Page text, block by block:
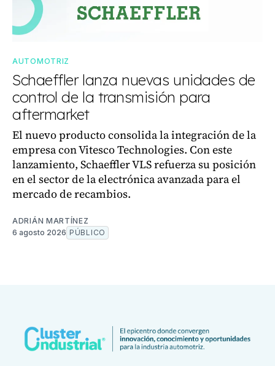
AUTOMOTRIZ
Schaeffler lanza nuevas unidades de
control de la transmisión para
aftermarket
El nuevo producto consolida la integración de la
empresa con Vitesco Technologies. Con este
lanzamiento, Schaeffler VLS refuerza su posición
en el sector de la electrónica avanzada para el
mercado de recambios.
ADRIÁN MARTÍNEZ
6 agosto 2026 PÚBLICO